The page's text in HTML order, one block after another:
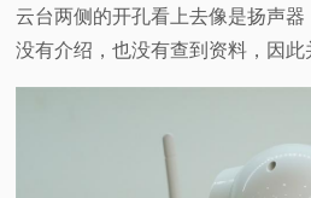
云台两侧的开孔看上去像是扬声
没有介绍，也没有查到资料，因